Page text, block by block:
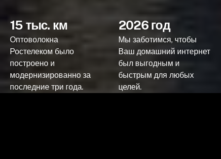
15 тыс. км
Оптоволокна
Ростелеком было
построено и
модернизированно за
последние три года.
2026 год
Мы заботимся, чтобы
Ваш домашний интернет
был выгодным и
быстрым для любых
целей.